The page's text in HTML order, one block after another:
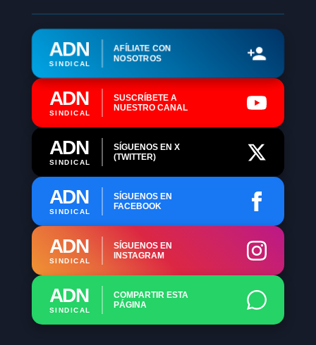
ADN
SINDICAL
AFÍLIATE CON
NOSOTROS
ADN
SINDICAL
SUSCRÍBETE A
NUESTRO CANAL
ADN
SINDICAL
SÍGUENOS EN X
(TWITTER)
ADN
SINDICAL
SÍGUENOS EN
FACEBOOK
ADN
SINDICAL
SÍGUENOS EN
INSTAGRAM
ADN
SINDICAL
COMPARTIR ESTA
PÁGINA